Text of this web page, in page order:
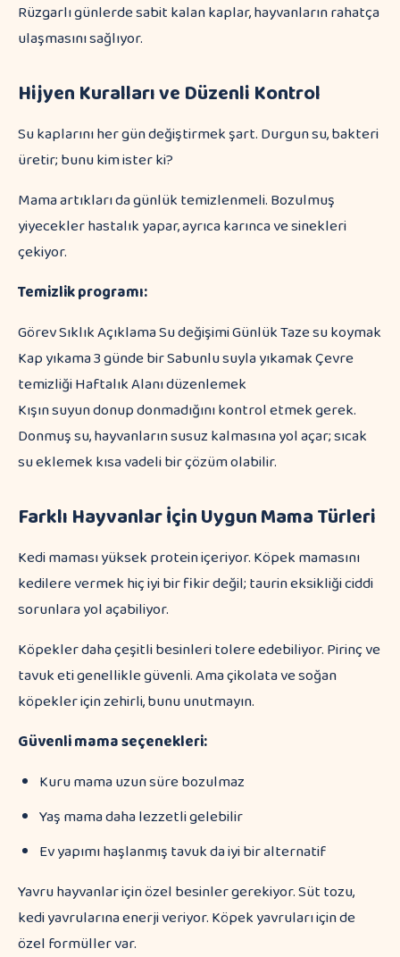
Rüzgarlı günlerde sabit kalan kaplar, hayvanların rahatça
ulaşmasını sağlıyor.
Hijyen Kuralları ve Düzenli Kontrol
Su kaplarını her gün değiştirmek şart. Durgun su, bakteri
üretir; bunu kim ister ki?
Mama artıkları da günlük temizlenmeli. Bozulmuş
yiyecekler hastalık yapar, ayrıca karınca ve sinekleri
çekiyor.
Temizlik programı:
Görev Sıklık Açıklama Su değişimi Günlük Taze su koymak
Kap yıkama 3 günde bir Sabunlu suyla yıkamak Çevre
temizliği Haftalık Alanı düzenlemek
Kışın suyun donup donmadığını kontrol etmek gerek.
Donmuş su, hayvanların susuz kalmasına yol açar; sıcak
su eklemek kısa vadeli bir çözüm olabilir.
Farklı Hayvanlar İçin Uygun Mama Türleri
Kedi maması yüksek protein içeriyor. Köpek mamasını
kedilere vermek hiç iyi bir fikir değil; taurin eksikliği ciddi
sorunlara yol açabiliyor.
Köpekler daha çeşitli besinleri tolere edebiliyor. Pirinç ve
tavuk eti genellikle güvenli. Ama çikolata ve soğan
köpekler için zehirli, bunu unutmayın.
Güvenli mama seçenekleri:
Kuru mama uzun süre bozulmaz
Yaş mama daha lezzetli gelebilir
Ev yapımı haşlanmış tavuk da iyi bir alternatif
Yavru hayvanlar için özel besinler gerekiyor. Süt tozu,
kedi yavrularına enerji veriyor. Köpek yavruları için de
özel formüller var.